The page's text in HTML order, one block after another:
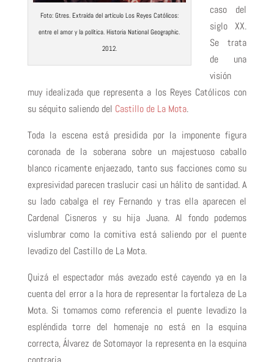
Foto: Gtres. Extraída del artículo Los Reyes Católicos:
entre el amor y la política. Historia National Geographic.
2012.
caso del
siglo XX.
Se trata
de una
visión
muy idealizada que representa a los Reyes Católicos con
su séquito saliendo del Castillo de La Mota.
Toda la escena está presidida por la imponente figura
coronada de la soberana sobre un majestuoso caballo
blanco ricamente enjaezado, tanto sus facciones como su
expresividad parecen traslucir casi un hálito de santidad. A
su lado cabalga el rey Fernando y tras ella aparecen el
Cardenal Cisneros y su hija Juana. Al fondo podemos
vislumbrar como la comitiva está saliendo por el puente
levadizo del Castillo de La Mota.
Quizá el espectador más avezado esté cayendo ya en la
cuenta del error a la hora de representar la fortaleza de La
Mota. Si tomamos como referencia el puente levadizo la
espléndida torre del homenaje no está en la esquina
correcta, Álvarez de Sotomayor la representa en la esquina